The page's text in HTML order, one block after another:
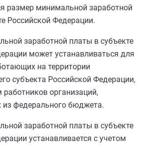
размер минимальной заработной
Российской Федерации.
заработной платы в субъекте
может устанавливаться для
на территории
субъекта Российской Федерации,
организаций,
федерального бюджета.
заработной платы в субъекте
устанавливается с учетом